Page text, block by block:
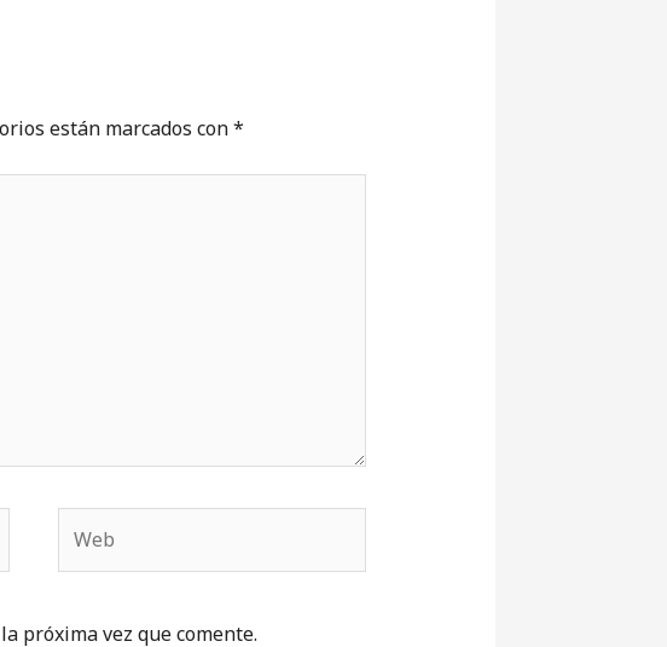
están marcados con*
próxima vez que comente.